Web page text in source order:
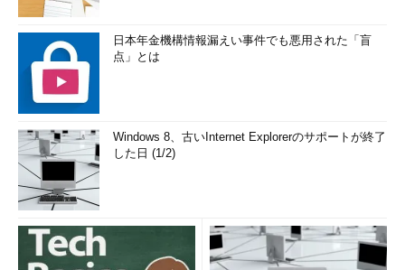
日本年金機構情報漏えい事件でも悪用された「盲
点」とは
Windows 8、古いInternet Explorerのサポートが終了
した日 (1/2)